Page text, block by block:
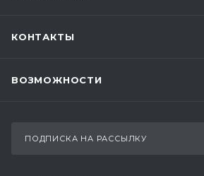
КОНТАКТЫ
ВОЗМОЖНОСТИ
ПОДПИСКА НА РАССЫЛКУ